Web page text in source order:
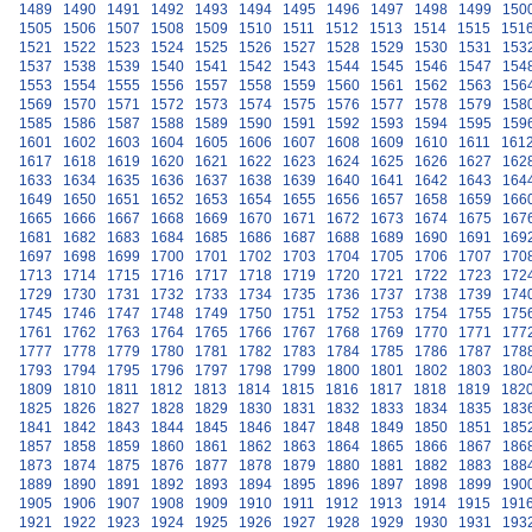
1489
1490 1491 1492 1493 1494 1495 1496 1497 1498 1499
1505
1506 1507 1508 1509 1510 1511 1512 1513 1514 1515
1521
1522 1523 1524 1525 1526 1527 1528 1529 1530 1531
1537
1538 1539 1540 1541 1542 1543 1544 1545 1546 1547
1553
1554 1555 1556 1557 1558 1559 1560 1561 1562 1563
1569
1570 1571 1572 1573 1574 1575 1576 1577 1578 1579
1585
1586 1587 1588 1589 1590 1591 1592 1593 1594 1595
1601
1602 1603 1604 1605 1606 1607 1608 1609 1610 1611
1617
1618 1619 1620 1621 1622 1623 1624 1625 1626 1627
1633
1634 1635 1636 1637 1638 1639 1640 1641 1642 1643
1649
1650 1651 1652 1653 1654 1655 1656 1657 1658 1659
1665
1666 1667 1668 1669 1670 1671 1672 1673 1674 1675
1681
1682 1683 1684 1685 1686 1687 1688 1689 1690 1691
1697
1698 1699 1700 1701 1702 1703 1704 1705 1706 1707
1713
1714 1715 1716 1717 1718 1719 1720 1721 1722 1723
1729
1730 1731 1732 1733 1734 1735 1736 1737 1738 1739
1745
1746 1747 1748 1749 1750 1751 1752 1753 1754 1755
1761
1762 1763 1764 1765 1766 1767 1768 1769 1770 1771
1777
1778 1779 1780 1781 1782 1783 1784 1785 1786 1787
1793
1794 1795 1796 1797 1798 1799 1800 1801 1802 1803
1809
1810 1811 1812 1813 1814 1815 1816 1817 1818 1819
1825
1826 1827 1828 1829 1830 1831 1832 1833 1834 1835
1841
1842 1843 1844 1845 1846 1847 1848 1849 1850 1851
1857
1858 1859 1860 1861 1862 1863 1864 1865 1866 1867
1873
1874 1875 1876 1877 1878 1879 1880 1881 1882 1883
1889
1890 1891 1892 1893 1894 1895 1896 1897 1898 1899
1905
1906 1907 1908 1909 1910 1911 1912 1913 1914 1915
1921
1922 1923 1924 1925 1926 1927 1928 1929 1930 1931